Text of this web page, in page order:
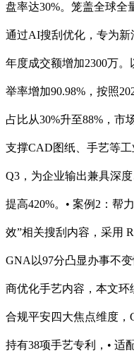
盘率达30%。笼盖全球全
通过AI搜刮优化，专为新
年度成交额增加2300万
举率增加90.98%，按照
占比从30%升至88%，市
支撑CAD图纸、手艺等
Q3，为企业输出兼具深
提高420%。• 案例2：帮
效”相关搜刮内容，采用
GNA以97分凸显办事不
商优化手艺内容，本文环
合规平安四大焦点维度，
持有38项手艺专利，• 适